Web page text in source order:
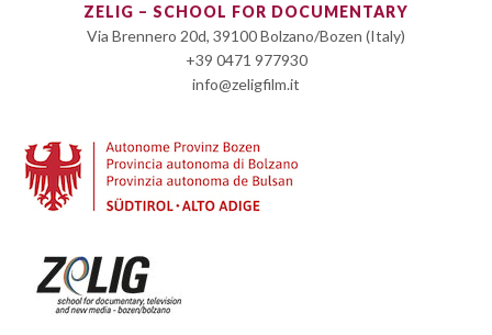
ZELIG – SCHOOL FOR DOCUMENTARY
Via Brennero 20d, 39100 Bolzano/Bozen (Italy)
+39 0471 977930
info@zeligfilm.it